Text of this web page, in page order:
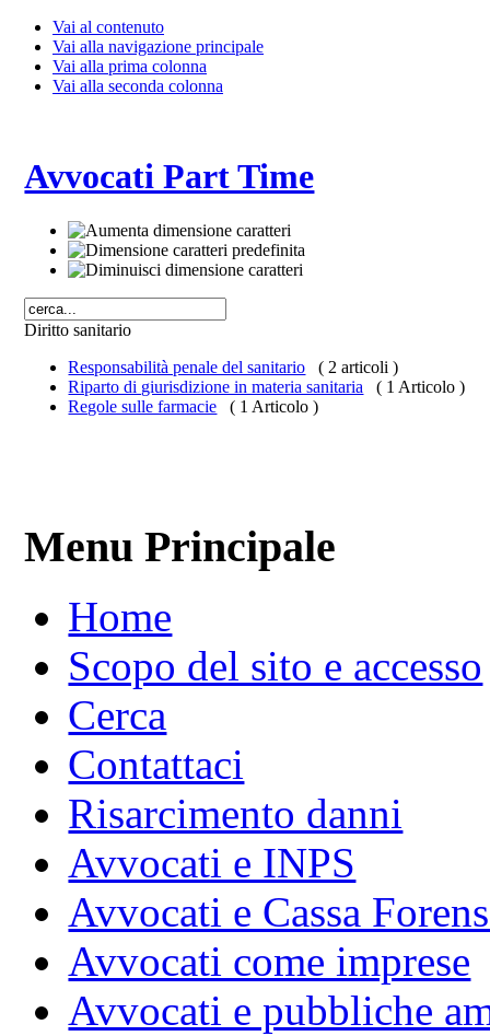
Vai al contenuto
Vai alla navigazione principale
Vai alla prima colonna
Vai alla seconda colonna
Avvocati Part Time
Diritto sanitario
Responsabilità penale del sanitario
( 2 articoli )
Riparto di giurisdizione in materia sanitaria
( 1 Articolo )
Regole sulle farmacie
( 1 Articolo )
Menu Principale
Home
Scopo del sito e accesso
Cerca
Contattaci
Risarcimento danni
Avvocati e INPS
Avvocati e Cassa
Avvocati come imprese
Avvocati e pubbliche